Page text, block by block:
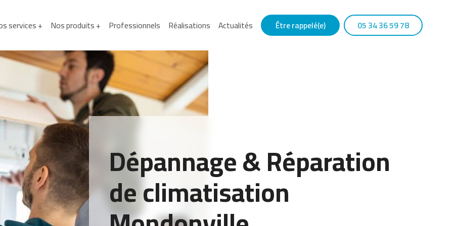
services + Nos produits + Professionnels Réalisations Actualités Être rappelé(e) 05 34 36 59 78
Dépannage & Réparation
de climatisation